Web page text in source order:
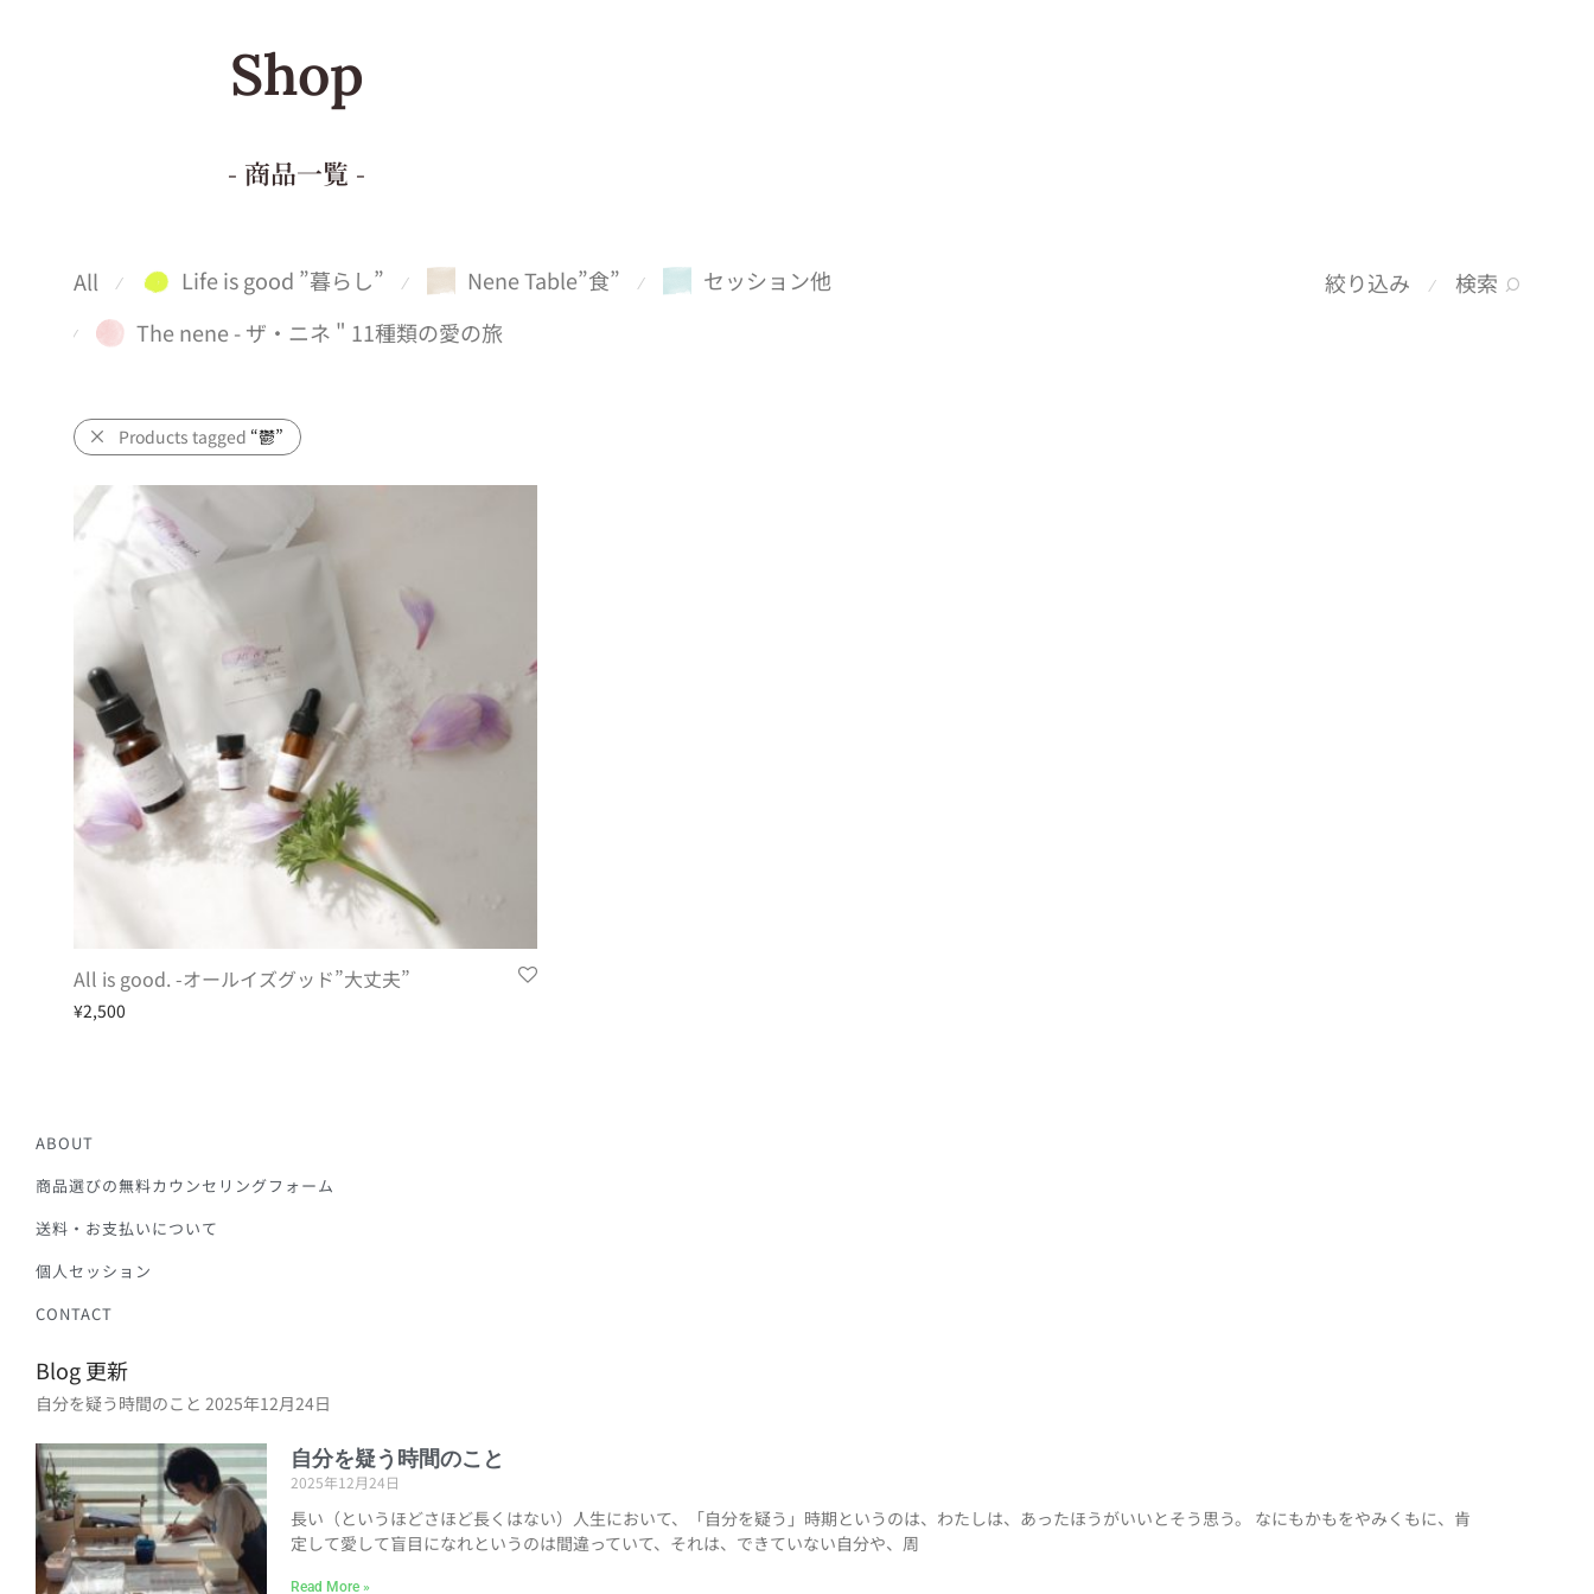
Shop
- 商品一覧 -
絞り込み ⁄ 検索
All ⁄ Life is good ”暮らし” ⁄ Nene Table”食” ⁄ セッション他
⁄ The nene - ザ・ニネ " 11種類の愛の旅
Products tagged “鬱”
All is good. -オールイズグッド”大丈夫”
¥2,500
ABOUT
商品選びの無料カウンセリングフォーム
送料・お支払いについて
個人セッション
CONTACT
Blog 更新
自分を疑う時間のこと 2025年12月24日
自分を疑う時間のこと
2025年12月24日
長い（というほどさほど長くはない）人生において、「自分を疑う」時期というのは、わたしは、あったほうがいいとそう思う。 なにもかもをやみくもに、肯
定して愛して盲目になれというのは間違っていて、それは、できていない自分や、周
Read More »